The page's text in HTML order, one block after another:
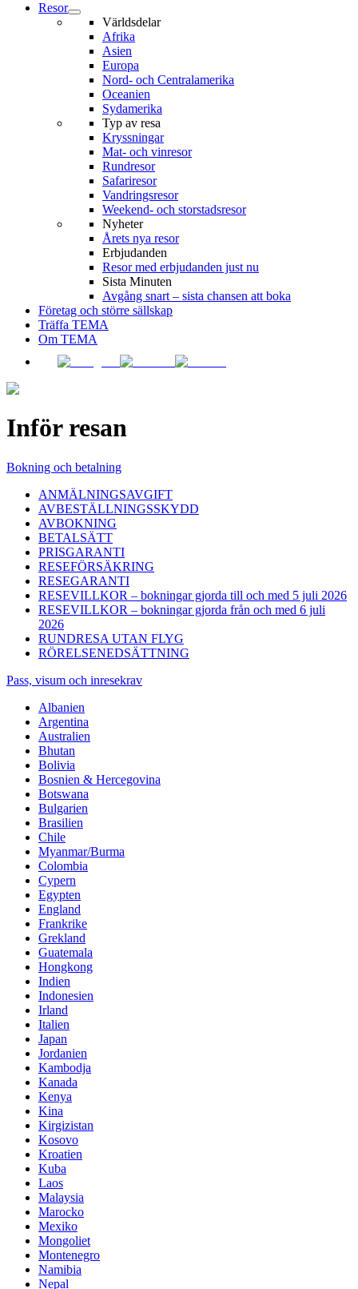
Resor
Världsdelar
Afrika
Asien
Europa
Nord- och Centralamerika
Oceanien
Sydamerika
Typ av resa
Kryssningar
Mat- och vinresor
Rundresor
Safariresor
Vandringsresor
Weekend- och storstadsresor
Nyheter
Årets nya resor
Erbjudanden
Resor med erbjudanden just nu
Sista Minuten
Avgång snart – sista chansen att boka
Företag och större sällskap
Träffa TEMA
Om TEMA
Inför resan
Bokning och betalning
ANMÄLNINGSAVGIFT
AVBESTÄLLNINGSSKYDD
AVBOKNING
BETALSÄTT
PRISGARANTI
RESEFÖRSÄKRING
RESEGARANTI
RESEVILLKOR – bokningar gjorda till och med 5 juli 2026
RESEVILLKOR – bokningar gjorda från och med 6 juli
2026
RUNDRESA UTAN FLYG
RÖRELSENEDSÄTTNING
Pass, visum och inresekrav
Albanien
Argentina
Australien
Bhutan
Bolivia
Bosnien & Hercegovina
Botswana
Bulgarien
Brasilien
Chile
Myanmar/Burma
Colombia
Cypern
Egypten
England
Frankrike
Grekland
Guatemala
Hongkong
Indien
Indonesien
Irland
Italien
Japan
Jordanien
Kambodja
Kanada
Kenya
Kina
Kirgizistan
Kosovo
Kroatien
Kuba
Laos
Malaysia
Marocko
Mexiko
Mongoliet
Montenegro
Namibia
Nepal